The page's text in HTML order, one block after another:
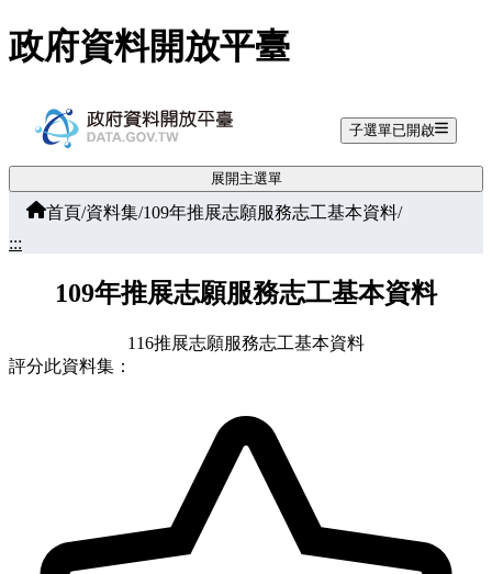
跳至主要內容
政府資料開放平臺
子選單已開啟
展開主選單
首頁/資料集/109年推展志願服務志工基本資料/
:::
109年推展志願服務志工基本資料
116推展志願服務志工基本資料
評分此資料集：